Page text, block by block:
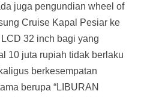
juga pengundian wheel of
Cruise Kapal Pesiar ke
32 inch bagi yang
10 juta rupiah tidak berlaku
berkesempatan
berupa “LIBURAN